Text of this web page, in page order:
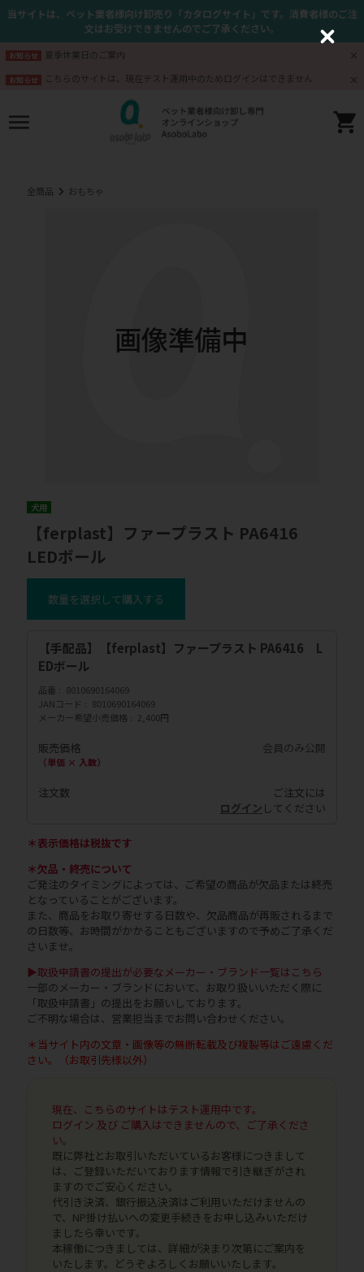
当サイトは、ペット業者様向け卸売り「カタログサイト」です。消費者様のご注
文はお受けできませんのでご了承ください。
お知らせ 夏季休業日のご案内
お知らせ こちらのサイトは、現在テスト運用中のためログインはできません
全商品 おもちゃ
犬用
【ferplast】ファープラスト PA6416
LEDボール
数量を選択して購入する
【手配品】【ferplast】ファープラスト PA6416 L
EDボール
品番
8010690164069
JANコード
8010690164069
メーカー希望小売価格
2,400円
販売価格
（単価 × 入数）
会員のみ公開
注文数
ご注文には
ログイン してください
＊表示価格は税抜です
＊欠品・終売について
ご発注のタイミングによっては、ご希望の商品が欠品または終売
となっていることがございます。
また、商品をお取り寄せする日数や、欠品商品が再販されるまで
の日数等、お時間がかかることもございますので予めご了承くだ
さいませ。
▶取扱申請書の提出が必要なメーカー・ブランド一覧はこちら
一部のメーカー・ブランドにおいて、お取り扱いいただく際に
「取扱申請書」の提出をお願いしております。
ご不明な場合は、営業担当までお問い合わせください。
＊当サイト内の文章・画像等の無断転載及び複製等はご遠慮くだ
さい。（お取引先様以外）
現在、こちらのサイトはテスト運用中です。
ログイン 及び ご購入はできませんので、ご了承くださ
い。
既に弊社とお取引いただいているお客様につきまして
は、ご登録いただいております情報で引き継ぎがされ
ますのでご安心ください。
代引き決済、銀行振込決済はご利用いただけませんの
で、NP掛け払いへの変更手続きをお申し込みいただけ
ましたら幸いです。
本稼働につきましては、詳細が決まり次第にご案内を
いたします。どうぞよろしくお願いいたします。
C